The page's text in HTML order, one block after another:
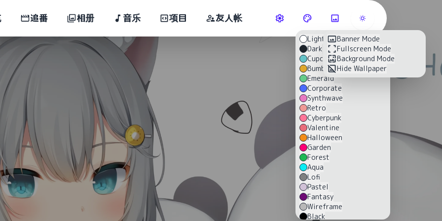
追番 相册 音乐 项目 友人帐
Light
Dark
Cupcake
Bumblebee
Emerald
Corporate
Synthwave
Retro
Cyberpunk
Valentine
Halloween
Garden
Forest
Aqua
Lofi
Pastel
Fantasy
Wireframe
Black
Banner Mode
Fullscreen Mode
Background Mode
Hide Wallpaper